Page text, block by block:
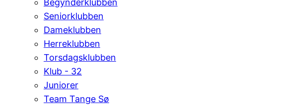
Begynderklubben
Seniorklubben
Dameklubben
Herreklubben
Torsdagsklubben
Klub - 32
Juniorer
Team Tange Sø